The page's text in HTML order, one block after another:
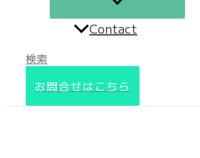
Contact
検索
お問合せはこちら